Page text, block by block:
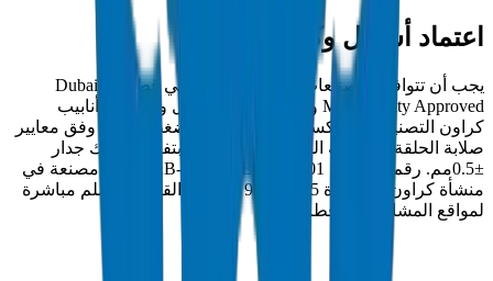
اعتماد أشغال وكهرماء
يجب أن تتوافق التصنيعات والإكسسوارات في قطر مع Dubai
Municipality Approved وتحمل اعتماد أشغال وكهرماء. أنابيب
كراون التصنيعات والإكسسوارات مختبرة بضغط انفجار وفق معايير
صلابة الحلقة ومقاومة السحق المعمول بها بتفاوت سمك جدار
±0.5مم. رقم الامتثال: DM-FAB-GREASE-2024-001. مصنعة في
منشأة كراون المعتمدة ISO 9001:2015 بأم القيوين وتسلم مباشرة
لمواقع المشاريع في قطر.